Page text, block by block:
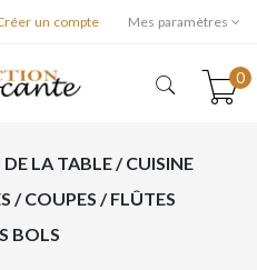
un compte Mes paramètres
0
DE LA TABLE / CUISINE
/ COUPES / FLÛTES
BOLS